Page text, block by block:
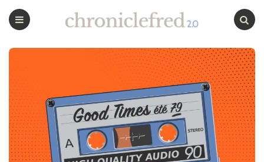
CHRONICLEFRED